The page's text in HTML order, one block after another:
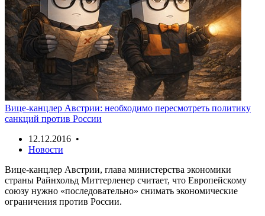
Вице-канцлер Австрии: необходимо пересмотреть политику
санкций против России
12.12.2016 •
Новости
Вице-канцлер Австрии, глава министерства экономики
страны Райнхольд Миттерленер считает, что Европейскому
союзу нужно «последовательно» снимать экономические
ограничения против России.